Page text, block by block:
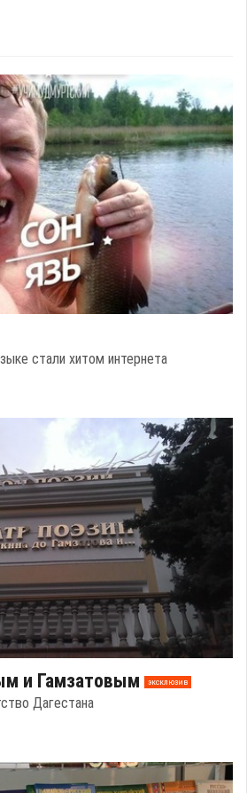
стали хитом интернета
и Гамзатовым эксклюзив
Дагестана